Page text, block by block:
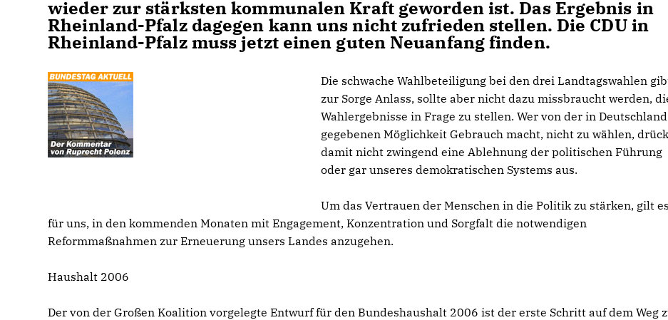
wieder zur stärksten kommunalen Kraft geworden ist. Das Ergebnis in
Rheinland-Pfalz dagegen kann uns nicht zufrieden stellen. Die CDU in
Rheinland-Pfalz muss jetzt einen guten Neuanfang finden.
Die schwache Wahlbeteiligung bei den drei Landtagswahlen
zur Sorge Anlass, sollte aber nicht dazu missbraucht werden,
Wahlergebnisse in Frage zu stellen. Wer von der in Deutschland
gegebenen Möglichkeit Gebrauch macht, nicht zu wählen,
damit nicht zwingend eine Ablehnung der politischen Führung
oder gar unseres demokratischen Systems aus.
Um das Vertrauen der Menschen in die Politik zu stärken, gilt es
für uns, in den kommenden Monaten mit Engagement, Konzentration und Sorgfalt die notwendigen
Reformmaßnahmen zur Erneuerung unsers Landes anzugehen.
Haushalt 2006
Der von der Großen Koalition vorgelegte Entwurf für den Bundeshaushalt 2006 ist der erste Schritt auf dem Weg